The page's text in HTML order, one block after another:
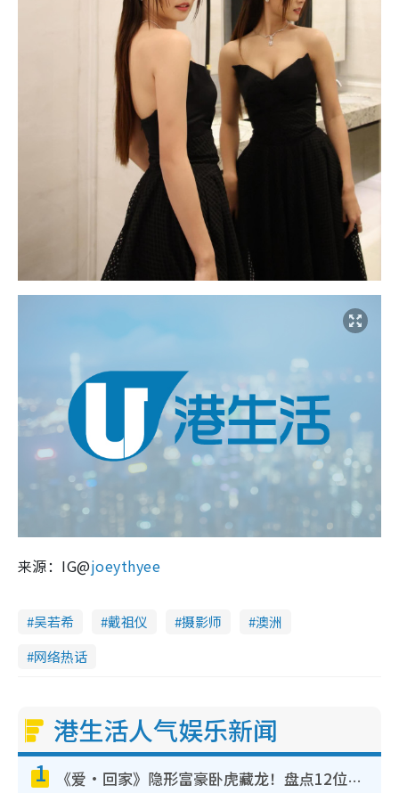
来源：IG@joeythyee
吴若希 戴祖仪 摄影师
澳洲
网络热话
港生活人气娱乐新闻
1 《爱·回家》隐形富豪卧虎藏龙！盘点12位财气逼人的有钱艺人：这位美女3亿身家不愁做